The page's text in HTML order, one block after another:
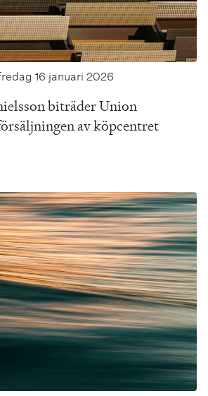
16 januari 2026
biträder Union
av köpcentret